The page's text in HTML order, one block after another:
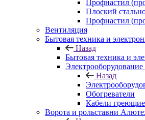
Профнастил
Плоский
Профнастил
Вентиляция
Бытовая техника и
Назад
Бытовая техника и
Электрооборудование
Назад
Обогреватели
Кабели греющие
Ворота и рольставни